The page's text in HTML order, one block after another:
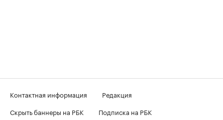
Контактная информация
Редакция
Скрыть баннеры на РБК
Подписка на РБК